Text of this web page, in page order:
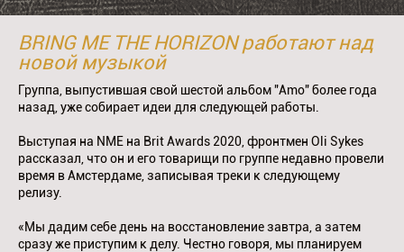
BRING ME THE HORIZON работают над
новой музыкой
Группа, выпустившая свой шестой альбом "Amo" более года
назад, уже собирает идеи для следующей работы.
Выступая на NME на Brit Awards 2020, фронтмен Oli Sykes
рассказал, что он и его товарищи по группе недавно провели
время в Амстердаме, записывая треки к следующему
релизу.
«Мы дадим себе день на восстановление завтра, а затем
сразу же приступим к делу. Честно говоря, мы планируем